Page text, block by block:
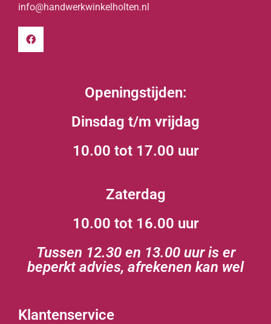
info@handwerkwinkelholten.nl
Openingstijden:
Dinsdag t/m vrijdag
10.00 tot 17.00 uur
Zaterdag
10.00 tot 16.00 uur
Tussen 12.30 en 13.00 uur is er
beperkt advies, afrekenen kan wel
Klantenservice